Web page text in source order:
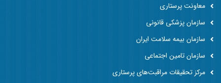
معاونت پرستاری
سازمان پزشکی قانونی
سازمان بیمه سلامت ایران
سازمان تامین اجتماعی
مرکز تحقیقات مراقبت‌های پرستاری